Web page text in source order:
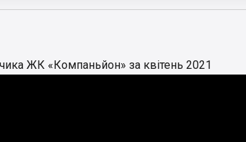
ЖК «Компаньйон» за квітень 2021